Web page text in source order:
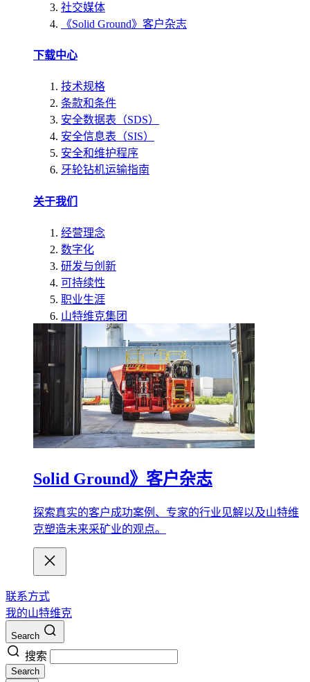
社交媒体
《Solid Ground》客户杂志
下载中心
技术规格
条款和条件
安全数据表（SDS）
安全信息表（SIS）
安全和维护程序
牙轮钻机运输指南
关于我们
经营理念
数字化
研发与创新
可持续性
职业生涯
山特维克集团
Solid Ground》客户杂志
探索真实的客户成功案例、专家的行业见解以及山特维
克塑造未来采矿业的观点。
联系方式
我的山特维克
Search
搜索
Search